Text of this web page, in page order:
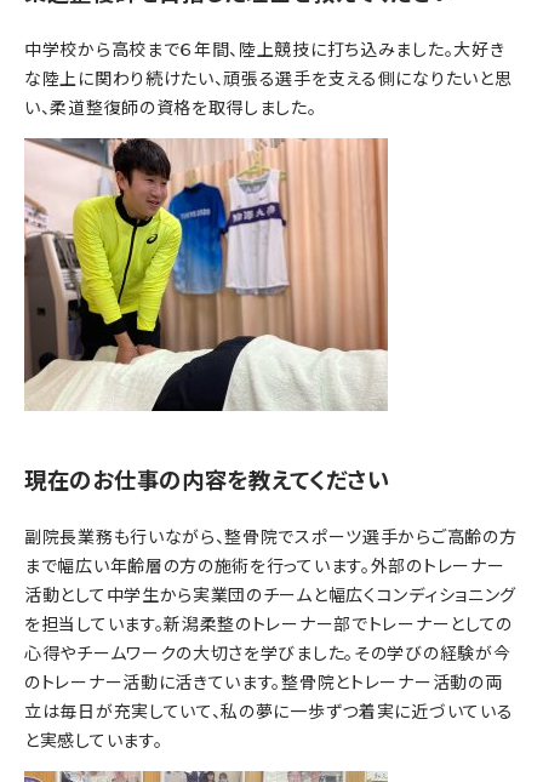
中学校から高校まで６年間、陸上競技に打ち込みました。大好き
な陸上に関わり続けたい、頑張る選手を支える側になりたいと思
い、柔道整復師の資格を取得しました。
現在のお仕事の内容を教えてください
副院長業務も行いながら、整骨院でスポーツ選手からご高齢の方
まで幅広い年齢層の方の施術を行っています。外部のトレーナー
活動として中学生から実業団のチームと幅広くコンディショニング
を担当しています。新潟柔整のトレーナー部でトレーナーとしての
心得やチームワークの大切さを学びました。その学びの経験が今
のトレーナー活動に活きています。整骨院とトレーナー活動の両
立は毎日が充実していて、私の夢に一歩ずつ着実に近づいている
と実感しています。